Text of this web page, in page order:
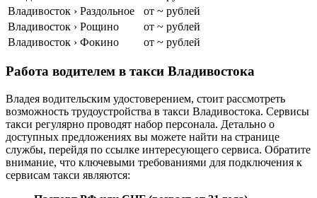
Владивосток › Раздольное
от ~ рублей
Владивосток › Рощино
от ~ рублей
Владивосток › Фокино
от ~ рублей
Работа водителем в такси Владивостока
Владея водительским удостоверением, стоит рассмотреть
возможность трудоустройства в такси Владивостока. Сервисы
такси регулярно проводят набор персонала. Детально о
доступных предложениях вы можете найти на странице
службы, перейдя по ссылке интересующего сервиса. Обратите
внимание, что ключевыми требованиями для подключения к
сервисам такси являются: